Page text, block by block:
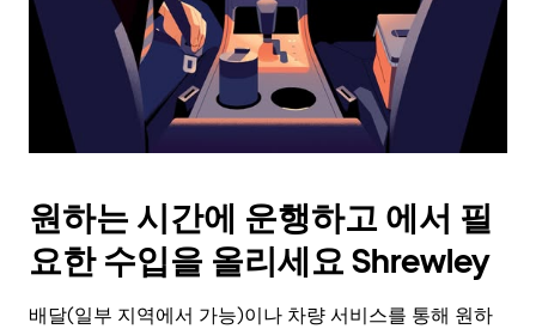
날
짜
캘
린
더
닫
원하는 시간에 운행하고 에서 필
요한 수입을 올리세요 Shrewley
배달(일부 지역에서 가능)이나 차량 서비스를 통해 원하